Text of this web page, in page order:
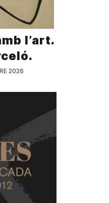
l’art.
2026